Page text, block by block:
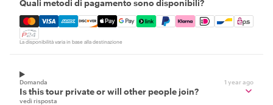
Quali metodi di pagamento sono disponibili?
Mastercard, Visa, Amex, Discover, Apple Pay, Google
La disponibilità varia in base alla destinazione
Domanda 1 year ago
Is this tour private or will other people join?
vedi risposta